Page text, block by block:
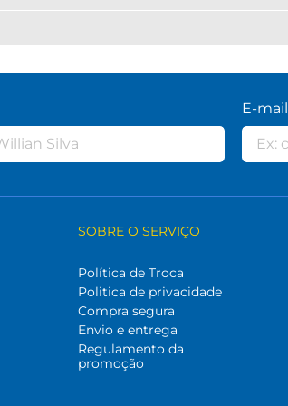
E-mail
SOBRE O SERVIÇO
Política de Troca
Politica de privacidade
Compra segura
Envio e entrega
Regulamento da
promoção